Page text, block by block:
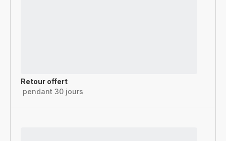
Retour offert
pendant 30 jours